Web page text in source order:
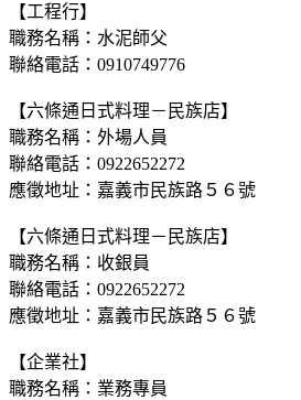
【工程行】
職務名稱：水泥師父
聯絡電話：0910749776
【六條通日式料理－民族店】
職務名稱：外場人員
聯絡電話：0922652272
應徵地址：嘉義市民族路５６號
【六條通日式料理－民族店】
職務名稱：收銀員
聯絡電話：0922652272
應徵地址：嘉義市民族路５６號
【企業社】
職務名稱：業務專員